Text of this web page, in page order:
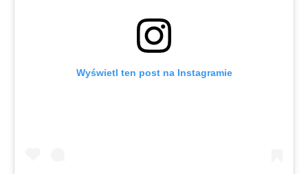
Wyświetl ten post na Instagramie